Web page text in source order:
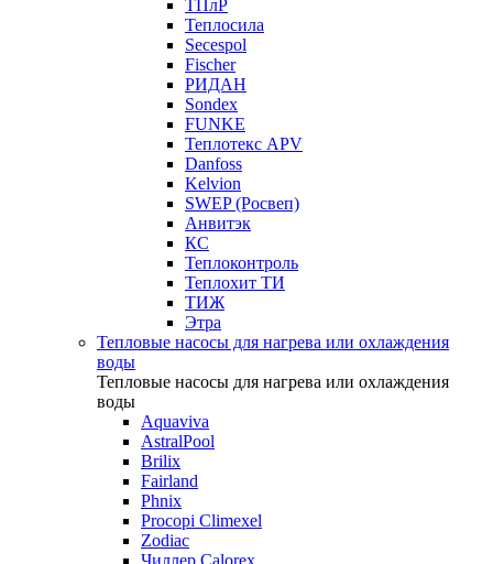
ТПлР
Теплосила
Secespol
Fischer
РИДАН
Sondex
FUNKE
Теплотекс APV
Danfoss
Kelvion
SWEP (Росвеп)
Анвитэк
КС
Теплоконтроль
Теплохит ТИ
ТИЖ
Этра
Тепловые насосы для нагрева или охлаждения
воды
Тепловые насосы для нагрева или охлаждения
воды
Aquaviva
AstralPool
Brilix
Fairland
Phnix
Procopi Climexel
Zodiac
Чиллер Calorex